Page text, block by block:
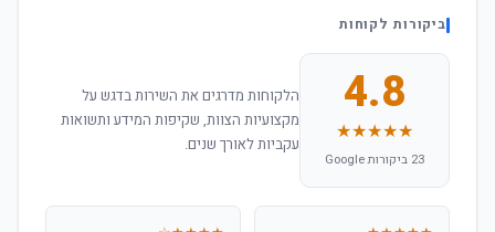
ביקורות לקוחות
4.8
★★★★★
23 ביקורות Google
הלקוחות מדרגים את השירות בדגש על
מקצועיות הצוות, שקיפות המידע ותשואות
עקביות לאורך שנים.